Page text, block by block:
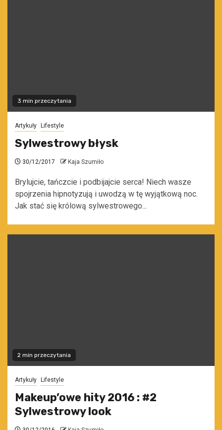
3 min przeczytania
Artykuły Lifestyle
Sylwestrowy błysk
30/12/2017 Kaja Szumiło
Brylujcie, tańczcie i podbijajcie serca! Niech wasze
spojrzenia hipnotyzują i uwodzą w tę wyjątkową noc.
Jak stać się królową sylwestrowego...
2 min przeczytania
Artykuły Lifestyle
Makeup’owe hity 2016 : #2
Sylwestrowy look